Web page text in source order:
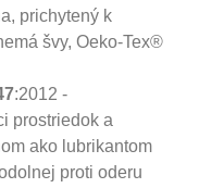
prichytený k
švy, Oeko-Tex®
:2012 -
prostriedok a
ako lubrikantom
proti oderu